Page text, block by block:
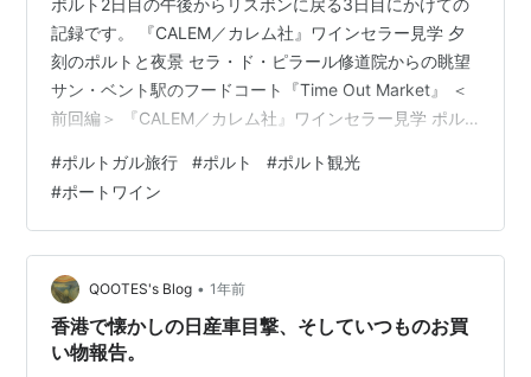
ポルト2日目の午後からリスボンに戻る3日目にかけての
記録です。 『CALEM／カレム社』ワインセラー見学 夕
刻のポルトと夜景 セラ・ド・ピラール修道院からの眺望
サン・ベント駅のフードコート『Time Out Market』 ＜
前回編＞ 『CALEM／カレム社』ワインセラー見学 ポル
テイスティングツアーに参加しました。 主要ヨーロッパ
言語のツアーがあり、我々は勿論英語に参加します。 ワ
イン自体はここではなくドウロ川上流の渓谷のワイナリ
ーで作られています。 拙者、食後酒にポートワインを飲
むのがマイブームだった時期があったり、今も機会があ
れば嗜んだ…
#ポルトガル旅行 #ポルト #ポルト観光
#ポートワイン
QOOTES's Blog • 1年前
香港で懐かしの日産車目撃、そしていつものお買
い物報告。